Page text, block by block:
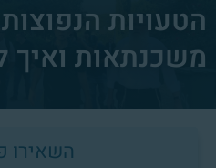
הטעויות
משכנתאות ואיך
השאירו